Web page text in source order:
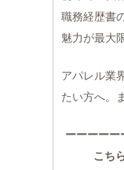
職務経歴書
魅力が最大
アパレル業
たい方へ。
ーーーー
こち